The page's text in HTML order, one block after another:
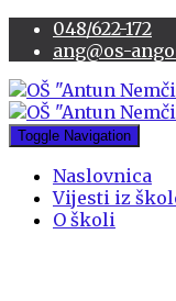
048/622-172
ang@os-
Toggle Navigation
Naslovnica
Vijesti iz
O školi